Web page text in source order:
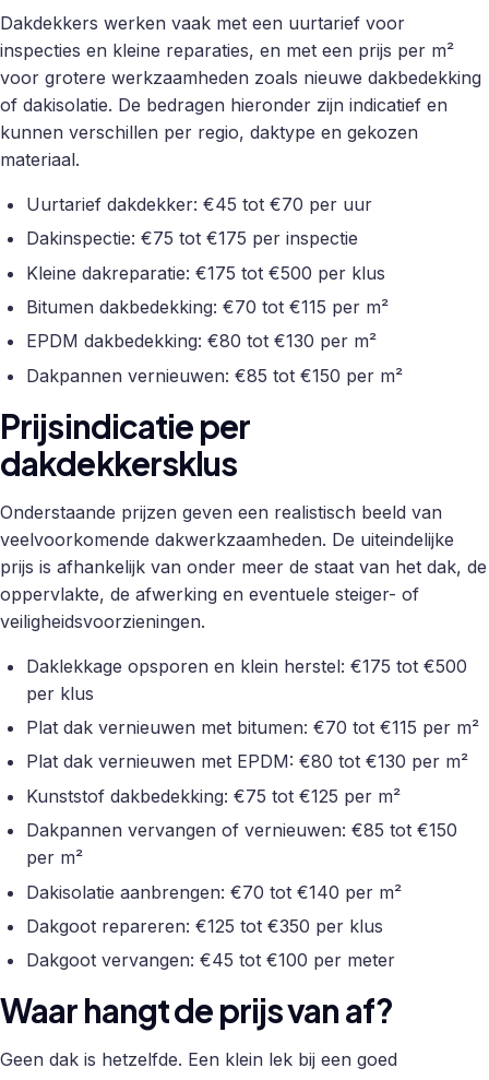
Dakdekkers werken vaak met een uurtarief voor
inspecties en kleine reparaties, en met een prijs per m²
voor grotere werkzaamheden zoals nieuwe dakbedekking
of dakisolatie. De bedragen hieronder zijn indicatief en
kunnen verschillen per regio, daktype en gekozen
materiaal.
Uurtarief dakdekker: €45 tot €70 per uur
Dakinspectie: €75 tot €175 per inspectie
Kleine dakreparatie: €175 tot €500 per klus
Bitumen dakbedekking: €70 tot €115 per m²
EPDM dakbedekking: €80 tot €130 per m²
Dakpannen vernieuwen: €85 tot €150 per m²
Prijsindicatie per
dakdekkersklus
Onderstaande prijzen geven een realistisch beeld van
veelvoorkomende dakwerkzaamheden. De uiteindelijke
prijs is afhankelijk van onder meer de staat van het dak, de
oppervlakte, de afwerking en eventuele steiger- of
veiligheidsvoorzieningen.
Daklekkage opsporen en klein herstel: €175 tot €500
per klus
Plat dak vernieuwen met bitumen: €70 tot €115 per m²
Plat dak vernieuwen met EPDM: €80 tot €130 per m²
Kunststof dakbedekking: €75 tot €125 per m²
Dakpannen vervangen of vernieuwen: €85 tot €150
per m²
Dakisolatie aanbrengen: €70 tot €140 per m²
Dakgoot repareren: €125 tot €350 per klus
Dakgoot vervangen: €45 tot €100 per meter
Waar hangt de prijs van af?
Geen dak is hetzelfde. Een klein lek bij een goed